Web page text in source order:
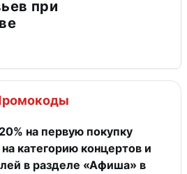
при
на первую покупку
категорию концертов и
в разделе «Афиша» в